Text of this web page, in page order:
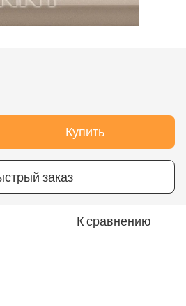
Купить
заказ
К сравнению